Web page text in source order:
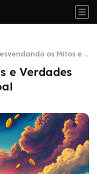
os Mitos e V
sobre o Crédito P
e Verdades